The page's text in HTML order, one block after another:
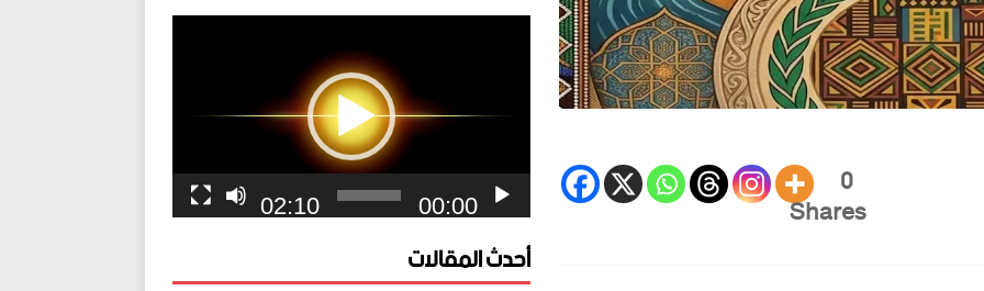
0
Shares
مشغل
00:00
02:10
أحدث المقالات